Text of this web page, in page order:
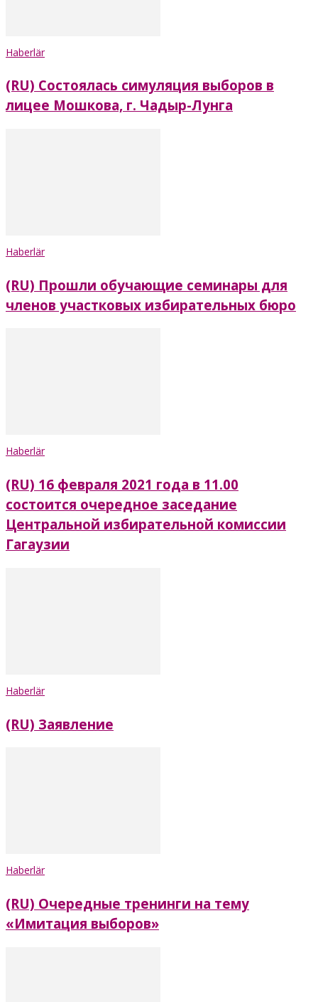
Haberlär
(RU) Состоялась симуляция выборов в
лицее Мошкова, г. Чадыр-Лунга
Haberlär
(RU) Прошли обучающие семинары для
членов участковых избирательных бюро
Haberlär
(RU) 16 февраля 2021 года в 11.00
состоится очередное заседание
Центральной избирательной комиссии
Гагаузии
Haberlär
(RU) Заявление
Haberlär
(RU) Очередные тренинги на тему
«Имитация выборов»